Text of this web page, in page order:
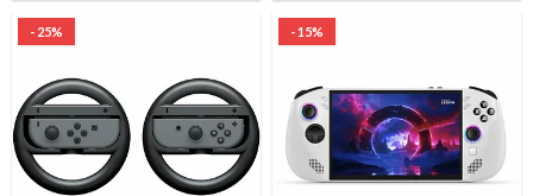
- 25% - 15%